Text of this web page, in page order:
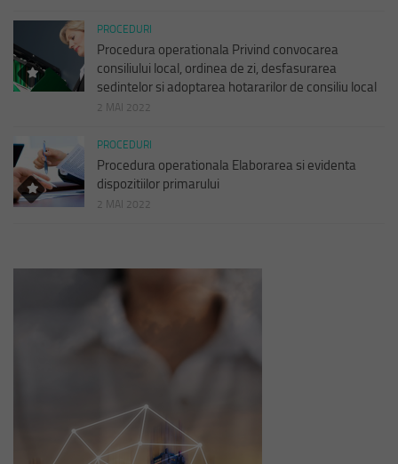
PROCEDURI
Procedura operationala Privind convocarea
consiliului local, ordinea de zi, desfasurarea
sedintelor si adoptarea hotararilor de consiliu local
2 MAI 2022
PROCEDURI
Procedura operationala Elaborarea si evidenta
dispozitiilor primarului
2 MAI 2022